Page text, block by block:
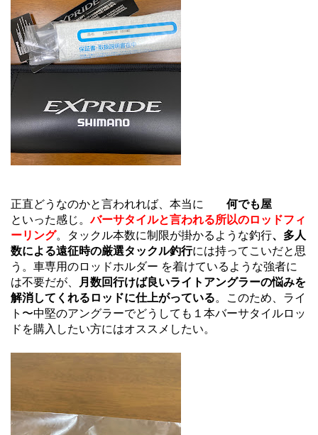
正直どうなのかと言われれば、本当に 何でも屋
といった感じ。バーサタイルと言われる所以のロッドフィ
ーリング。タックル本数に制限が掛かるような釣行、多人
数による遠征時の厳選タックル釣行には持ってこいだと思
う。車専用のロッドホルダー を着けているような強者に
は不要だが、
月数回行けば良いライトアングラーの悩みを
解消してくれるロッドに仕上がっている。このため、ライ
ト〜中堅のアングラーでどうしても１本バーサタイルロッ
ドを購入したい方にはオススメしたい。